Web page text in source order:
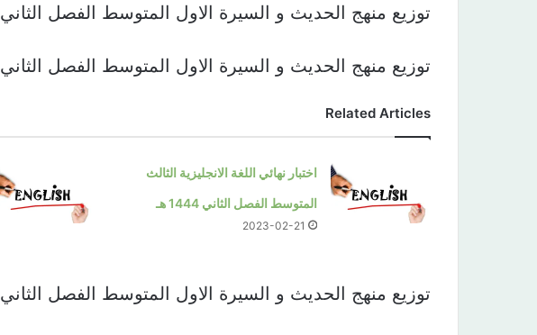
توزيع منهج الحديث و السيرة الاول المتوسط الفصل الثاني 1440 هـ / 2019 م
توزيع منهج الحديث و السيرة الاول المتوسط الفصل الثاني 1440 هـ / 2019 م
Related Articles
اختبار نهائي اللغة الانجليزية الثالث
المتوسط الفصل الثاني 1444 هـ
2023-02-21
توزيع منهج الحديث و السيرة الاول المتوسط الفصل الثاني 1440 هـ / 2019 م